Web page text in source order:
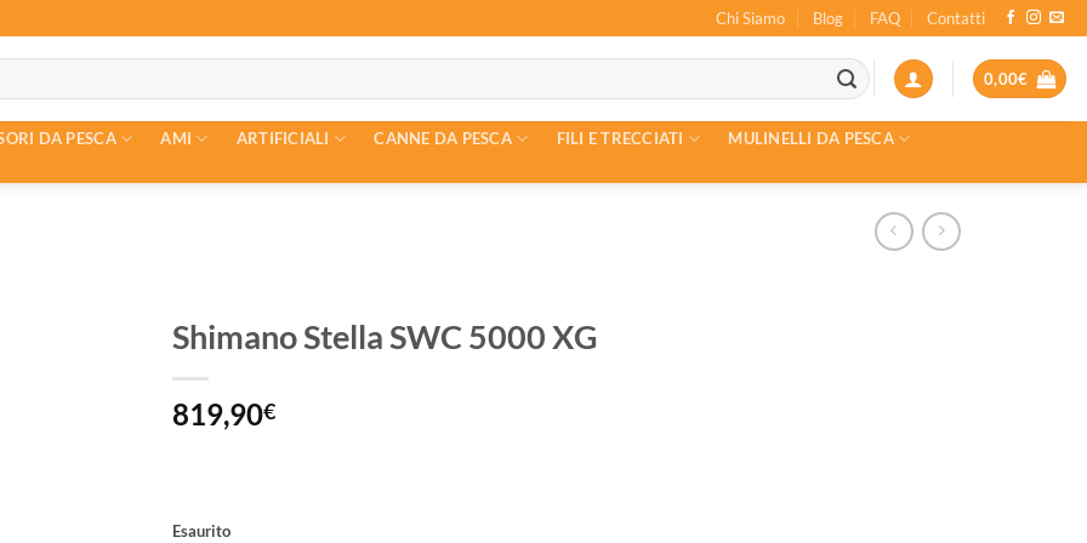
Chi Siamo Blog FAQ Contatti
0,00€
DA PESCA AMI ARTIFICIALI CANNE DA PESCA FILI E TRECCIATI
MULINELLI DA PESCA
Shimano Stella SWC 5000 XG
819,90€
Esaurito